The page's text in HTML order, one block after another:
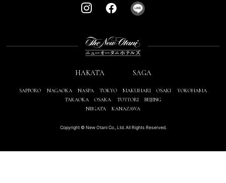
HAKATA SAGA
SAPPORO NAGAOKA NASPA TOKYO MAKUHARI OSAKI
YOKOHAMA
TAKAOKA
OSAKA TOTTORI
BEIJING
NIIGATA
KANAZAWA
Copyright © New Otani Co., Ltd. All Rights Reserved.